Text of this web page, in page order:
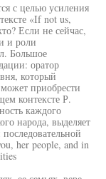
с целью усиления
«If not us,
Если не сейчас,
и роли
Большое
оратор
который
приобрести
контексте Р.
каждого
народа, выделяет
her people, and in